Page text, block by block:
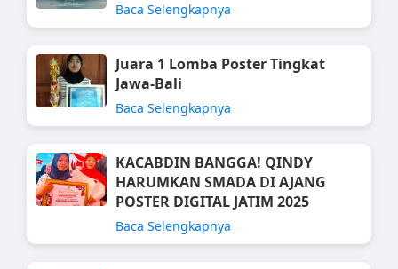
Baca Selengkapnya
Juara 1 Lomba Poster Tingkat
Jawa-Bali
Baca Selengkapnya
KACABDIN BANGGA! QINDY
HARUMKAN SMADA DI AJANG
POSTER DIGITAL JATIM 2025
Baca Selengkapnya